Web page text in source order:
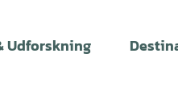
Udforskning